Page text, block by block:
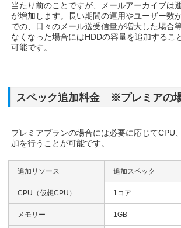
当たり前のことですが、メールアーカイブは
が増加します。長い期間の運用やユーザー数
での、日々のメール送受信量が増大した場合
なくなった場合にはHDDの容量を追加するこ
可能です。
スペック追加料金 ※プレミアの
プレミアプランの場合には必要に応じてCPU
加を行うことが可能です。
追加リソース 追加スペック
CPU（仮想CPU） 1コア
メモリー 1GB